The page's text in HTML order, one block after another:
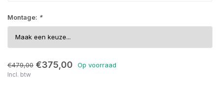
Montage: *
€479,00 €375,00 Op voorraad
Incl. btw